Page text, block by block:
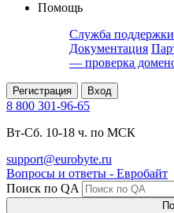
Помощь
Служба поддержки
Документация
— проверка
Регистрация Вход
8 800 301-96-65
Вт-Сб. 10-18 ч. по МСК
support@eurobyte.ru
Вопросы и ответы - Евробайт
Поиск по QA